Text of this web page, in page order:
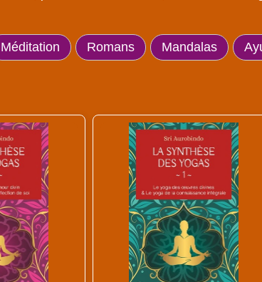
Méditation Romans Mandalas